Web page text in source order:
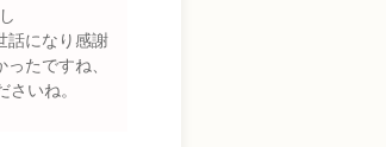
になり感謝
たですね、
いね。